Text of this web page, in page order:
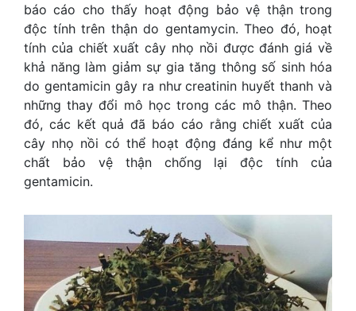
báo cáo cho thấy hoạt động bảo vệ thận trong
độc tính trên thận do gentamycin. Theo đó, hoạt
tính của chiết xuất cây nhọ nồi được đánh giá về
khả năng làm giảm sự gia tăng thông số sinh hóa
do gentamicin gây ra như creatinin huyết thanh và
những thay đổi mô học trong các mô thận. Theo
đó, các kết quả đã báo cáo rằng chiết xuất của
cây nhọ nồi có thể hoạt động đáng kể như một
chất bảo vệ thận chống lại độc tính của
gentamicin.